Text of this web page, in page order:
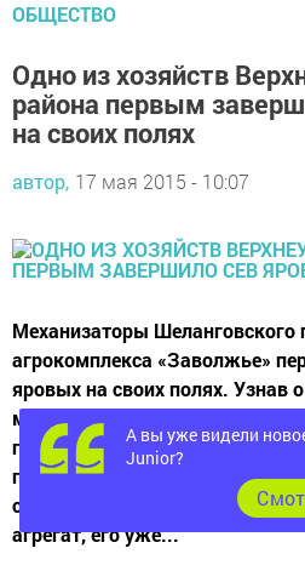
ОБЩЕСТВО
Одно из хозяйств
района первым
на своих полях
автор, 17 мая 2015 - 10:07
Механизаторы Шеланговского
агрокомплекса «Заволжье»
яровых на своих полях. Узнав
механизаторы проводят сев
гектарах, мы в тот же день
поле, где, по словам
сельского хозяйства, работал с
агрегат, его уже...
А вы уже видели
Junior?